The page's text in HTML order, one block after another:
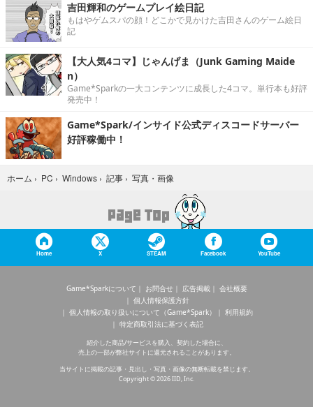
吉田輝和のゲームプレイ絵日記
もはやゲムスパの顔！どこかで見かけた吉田さんのゲーム絵日
記
【大人気4コマ】じゃんげま（Junk Gaming Maide
n）
Game*Sparkの一大コンテンツに成長した4コマ。単行本も好評
発売中！
Game*Spark/インサイド公式ディスコードサーバー
好評稼働中！
ホーム › PC › Windows › 記事 › 写真・画像
Home X STEAM Facebook YouTube
Game*Sparkについて お問合せ 広告掲載
会社概要
個人情報保護方針
個人情報の取り扱いについて（Game*Spark）
利用規約
特定商取引法に基づく表記
紹介した商品/サービスを購入、契約した場合に、
売上の一部が弊社サイトに還元されることがあります。
当サイトに掲載の記事・見出し・写真・画像の無断転載を禁じます。
Copyright © 2026 IID, Inc.